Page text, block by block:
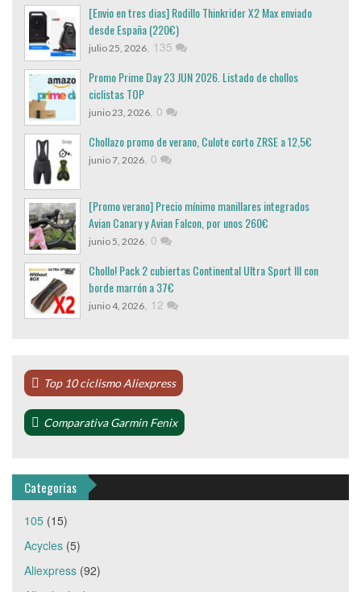
[Envio en tres dias] Rodillo Thinkrider X2 Max enviado
desde España (220€)
julio 25, 2026, 135
Promo Prime Day 23 JUN 2026. Listado de chollos
ciclistas TOP
junio 23, 2026, 0
Chollazo promo de verano, Culote corto ZRSE a 12,5€
junio 7, 2026, 0
[Promo verano] Precio mínimo manillares integrados
Avian Canary y Avian Falcon, por unos 260€
junio 5, 2026, 0
Chollo! Pack 2 cubiertas Continental Ultra Sport III con
borde marrón a 37€
junio 4, 2026, 12
Top 10 ciclismo Aliexpress
Comparativa Garmin Fenix
Categorias
105 (15)
Acycles (5)
Aliexpress (92)